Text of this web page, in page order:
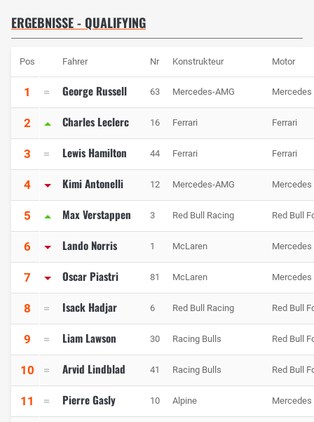
ERGEBNISSE - QUALIFYING
Pos Fahrer Nr Konstrukteur Motor
1 George Russell 63 Mercedes-AMG Mercedes
2 Charles Leclerc 16 Ferrari Ferrari
3 Lewis Hamilton 44 Ferrari Ferrari
4 Kimi Antonelli 12 Mercedes-AMG Mercedes
5 Max Verstappen 3 Red Bull Racing Red Bull
6 Lando Norris 1 McLaren Mercedes
7 Oscar Piastri 81 McLaren Mercedes
8 Isack Hadjar 6 Red Bull Racing Red Bull
9 Liam Lawson 30 Racing Bulls Red Bull
10 Arvid Lindblad 41 Racing Bulls Red Bull
11 Pierre Gasly 10 Alpine Mercedes